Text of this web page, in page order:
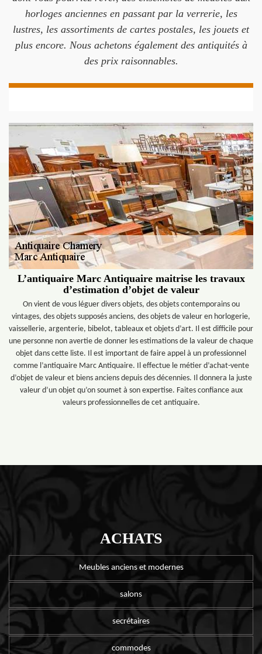
horloges anciennes en passant par la verrerie, les
lustres, les assortiments de cartes postales, les jouets et
plus encore. Nous achetons également des antiquités à
des prix raisonnables.
L’antiquaire Marc Antiquaire maitrise les travaux
d’estimation d’objet de valeur
On vient de vous léguer divers objets, des objets contemporains ou
vintages, des objets supposés anciens, des objets de valeur en horlogerie,
vaissellerie, argenterie, bibelot, tableaux et objets d’art. Il est difficile pour
une personne non avertie de donner les estimations de la valeur de chaque
objet dans cette liste. Il est important de faire appel à un professionnel
comme l’antiquaire Marc Antiquaire. Il effectue le métier d’achat-vente
d’objet de valeur et biens anciens depuis des décennies. Il donnera la juste
valeur d’un objet qu’on soumet à son expertise. Faites confiance aux
valeurs professionnelles de cet antiquaire.
ACHATS
Meubles anciens et modernes
salons
secrétaires
commodes